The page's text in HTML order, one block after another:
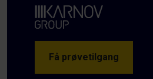
Få prøvetilgang